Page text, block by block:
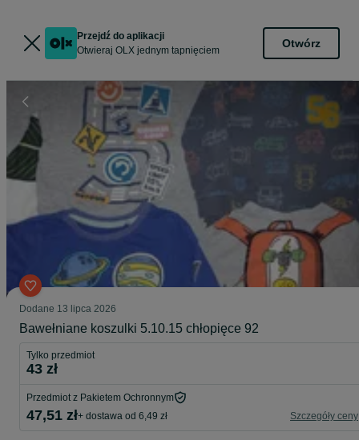
Przejdź do aplikacji
Otwieraj OLX jednym tapnięciem
Otwórz
Dodane 13 lipca 2026
Bawełniane koszulki 5.10.15 chłopięce 92
Tylko przedmiot
43 zł
Przedmiot z Pakietem Ochronnym
47,51 zł+ dostawa od 6,49 zł Szczegóły ceny